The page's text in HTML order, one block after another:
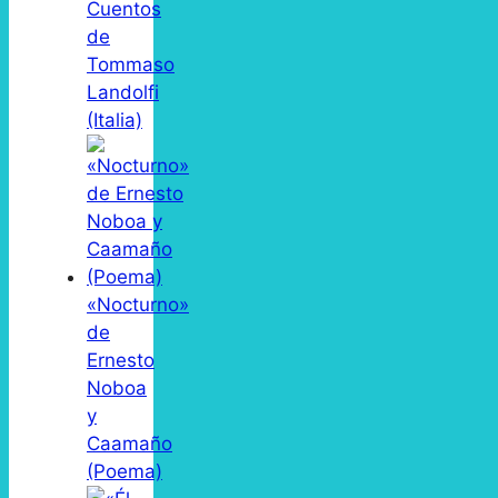
Cuentos
de
Tommaso
Landolfi
(Italia)
«Nocturno»
de
Ernesto
Noboa
y
Caamaño
(Poema)